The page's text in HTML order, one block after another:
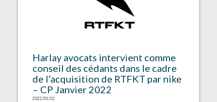
Harlay avocats intervient comme
conseil des cédants dans le cadre
de l’acquisition de RTFKT par nike
– CP Janvier 2022
2022/01/12